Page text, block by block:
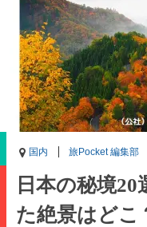
国内 旅Pocket 編集部
日本の秘境
た絶景はどこ